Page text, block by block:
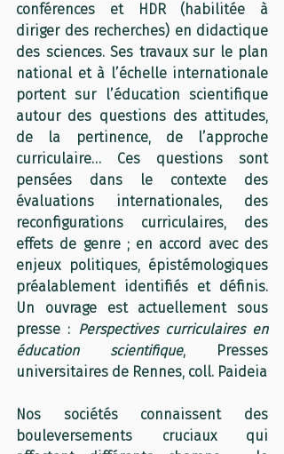
conférences et HDR (habilitée à
diriger des recherches) en didactique
des sciences. Ses travaux sur le plan
national et à l’échelle internationale
portent sur l’éducation scientifique
autour des questions des attitudes,
de la pertinence, de l’approche
curriculaire… Ces questions sont
pensées dans le contexte des
évaluations internationales, des
reconfigurations curriculaires, des
effets de genre ; en accord avec des
enjeux politiques, épistémologiques
préalablement identifiés et définis.
Un ouvrage est actuellement sous
presse : Perspectives curriculaires en
éducation scientifique, Presses
universitaires de Rennes, coll. Paideia
Nos sociétés connaissent des
bouleversements cruciaux qui